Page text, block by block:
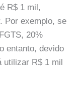
R$ 1 mil,
Por exemplo, se
20%
entanto, devido
utilizar R$ 1 mil